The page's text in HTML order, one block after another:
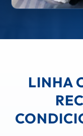
LINHA